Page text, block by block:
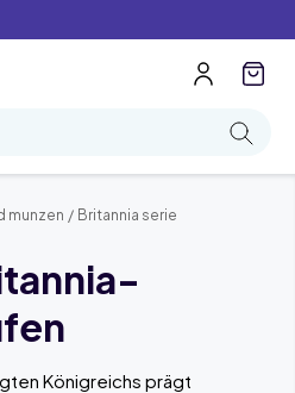
munzen / Britannia serie
Königreichs prägt